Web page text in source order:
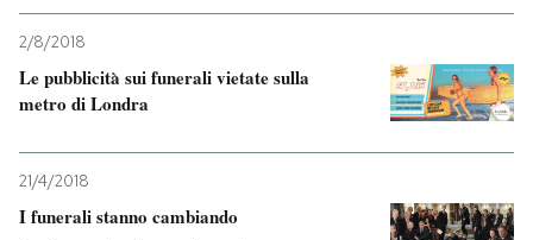
2/8/2018
Le pubblicità sui funerali vietate sulla
metro di Londra
21/4/2018
I funerali stanno cambiando